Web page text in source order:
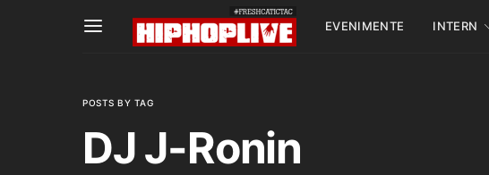
EVENIMENTE INTERN
POSTS BY TAG
DJ J-Ronin